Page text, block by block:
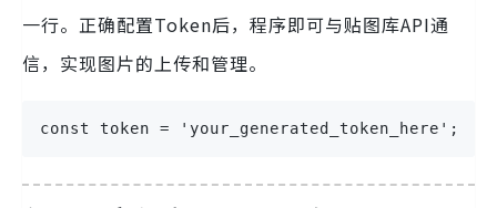
一行。正确配置Token后，程序即可与贴图库API通
信，实现图片的上传和管理。
const token = 'your_generated_token_here';